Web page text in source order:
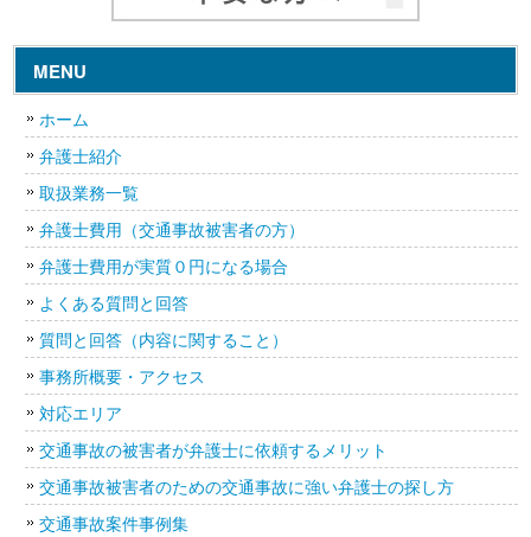
MENU
ホーム
弁護士紹介
取扱業務一覧
弁護士費用（交通事故被害者の方）
弁護士費用が実質０円になる場合
よくある質問と回答
質問と回答（内容に関すること）
事務所概要・アクセス
対応エリア
交通事故の被害者が弁護士に依頼するメリット
交通事故被害者のための交通事故に強い弁護士の探し方
交通事故案件事例集